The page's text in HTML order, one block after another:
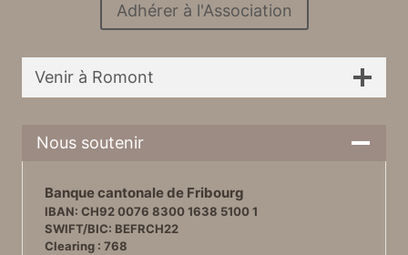
Adhérer à l'Association
Venir à Romont
Nous soutenir
Banque cantonale de Fribourg
IBAN: CH92 0076 8300 1638 5100 1
SWIFT/BIC: BEFRCH22
Clearing : 768